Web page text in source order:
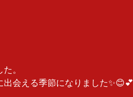
。
会える季節になりました✨😊💕